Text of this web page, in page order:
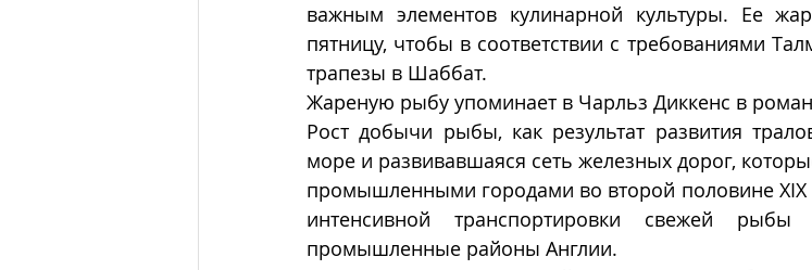
важным элементов кулинарной культуры. Ее
пятницу, чтобы в соответствии с требованиями
трапезы в Шаббат.
Жареную рыбу упоминает в Чарльз Диккенс в
Рост добычи рыбы, как результат развития
море и развивавшаяся сеть железных дорог,
промышленными городами во второй половине XIX
интенсивной транспортировки свежей
промышленные районы Англии.